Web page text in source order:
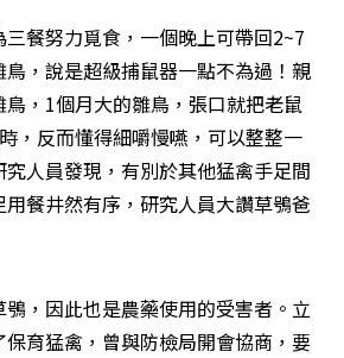
餐努力覓食，一個晚上可帶回2~7
，說是超級捕鼠器一點不為過！親
，1個月大的雛鳥，張口就把老鼠
，反而懂得細嚼慢嚥，可以整整一
人員發現，有別於其他猛禽手足間
餐井然有序，研究人員大讚草鴞爸
，因此也是農藥使用的受害者。立
育猛禽，曾與防檢局開會協商，要